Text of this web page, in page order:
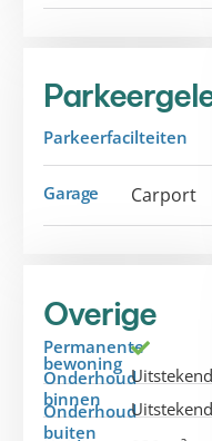
Parkeerfacilteiten
Garage Carport
Overige
Permanente
bewoning
Onderhoud
binnen
Uitstekend
Onderhoud
buiten
Uitstekend